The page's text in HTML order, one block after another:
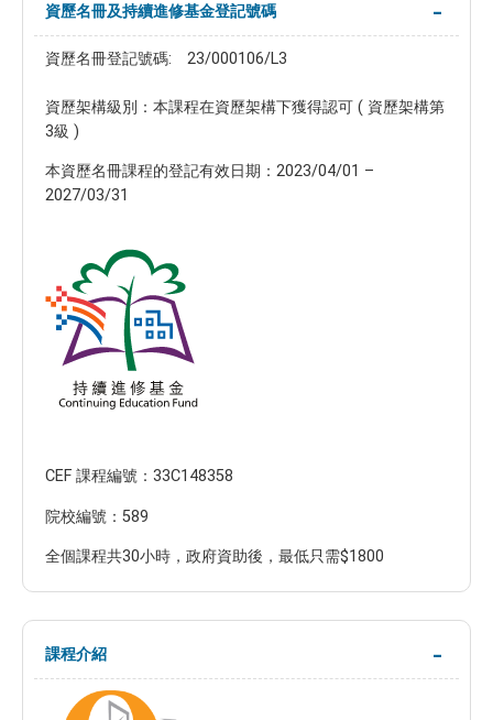
資歷名冊及持續進修基金登記號碼
資歷名冊登記號碼: 23/000106/L3
資歷架構級別：本課程在資歷架構下獲得認可 ( 資歷架構第
3級 )
本資歷名冊課程的登記有效日期：2023/04/01 –
2027/03/31
CEF 課程編號：33C148358
院校編號：589
全個課程共30小時，政府資助後，最低只需$1800
課程介紹